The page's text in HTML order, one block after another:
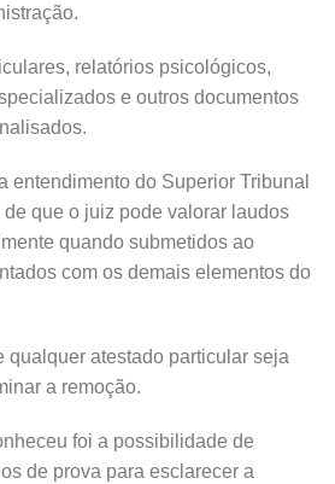
relatórios psicológicos,
e outros documentos
entendimento do Superior Tribunal
que o juiz pode valorar laudos
quando submetidos ao
com os demais elementos do
qualquer atestado particular seja
a remoção.
foi a possibilidade de
de prova para esclarecer a